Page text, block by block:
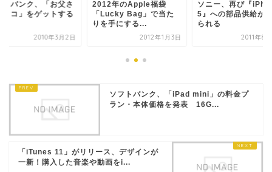
トバンク、「お父さ
ョコ」をゲットする
2010年3月2日
2012年のApple福袋
「Lucky Bag」で当た
りを手にする...
2012年1月3日
ソニー、再び『
5』への部品供給が
られる
2011年8
ソフトバンク、「iPad mini」の料金プ
ラン・本体価格を発表 16G...
「iTunes 11」がリリース、デザインが
一新！購入した音楽や動画をi...